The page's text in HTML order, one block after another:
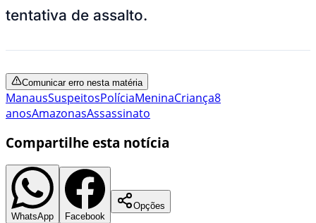
tentativa de assalto.
Comunicar erro nesta matéria
ManausSuspeitosPolíciaMeninaCriança8
anosAmazonasAssassinato
Compartilhe esta notícia
WhatsApp Facebook
Opções